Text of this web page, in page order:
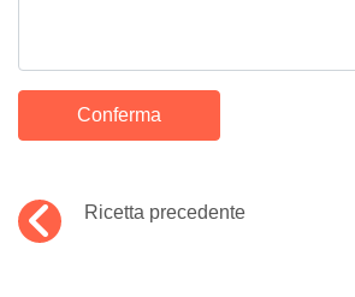
Ricetta precedente